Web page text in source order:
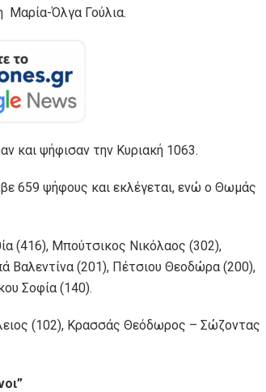
Μαρία-Όλγα Γούλια.
και ψήφισαν την Κυριακή 1063.
659 ψήφους και εκλέγεται, ενώ ο Θωμάς
(416), Μπούτσικος Νικόλαος (302),
Βαλεντίνα (201), Πέτσιου Θεοδώρα (200),
Σοφία (140).
(102), Κρασσάς Θεόδωρος – Σώζοντας